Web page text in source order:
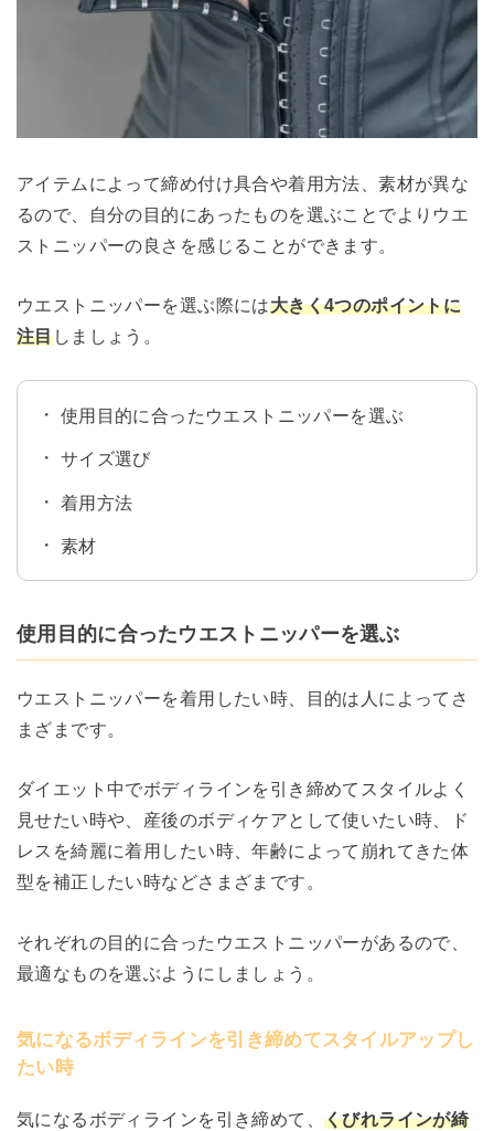
アイテムによって締め付け具合や着用方法、素材が異な
るので、自分の目的にあったものを選ぶことでよりウエ
ストニッパーの良さを感じることができます。
ウエストニッパーを選ぶ際には大きく4つのポイントに
注目しましょう。
使用目的に合ったウエストニッパーを選ぶ
サイズ選び
着用方法
素材
使用目的に合ったウエストニッパーを選ぶ
ウエストニッパーを着用したい時、目的は人によってさ
まざまです。
ダイエット中でボディラインを引き締めてスタイルよく
見せたい時や、産後のボディケアとして使いたい時、ド
レスを綺麗に着用したい時、年齢によって崩れてきた体
型を補正したい時などさまざまです。
それぞれの目的に合ったウエストニッパーがあるので、
最適なものを選ぶようにしましょう。
気になるボディラインを引き締めてスタイルアップし
たい時
気になるボディラインを引き締めて、くびれラインが綺